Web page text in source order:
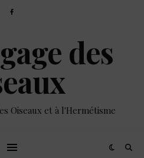
des
Oiseaux et à l'Hermétisme